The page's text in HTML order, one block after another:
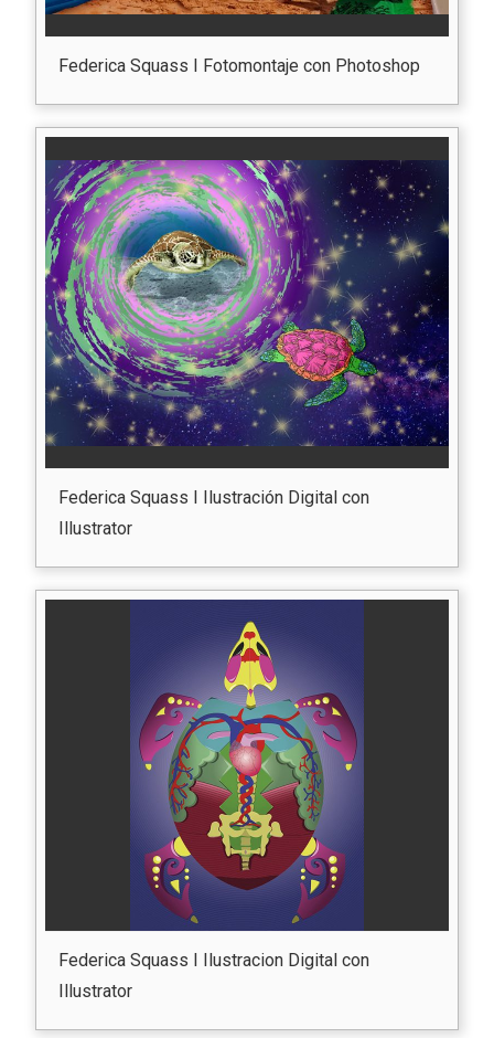
Federica Squass I Fotomontaje con Photoshop
Federica Squass I Ilustración Digital con
Illustrator
Federica Squass I Ilustracion Digital con
Illustrator